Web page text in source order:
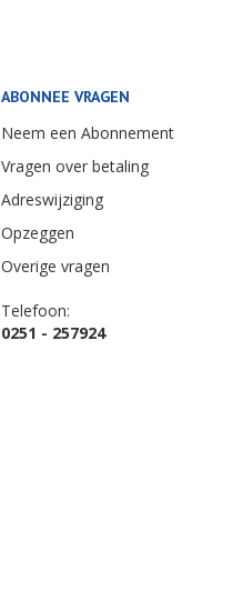
ABONNEE VRAGEN
Neem een Abonnement
Vragen over betaling
Adreswijziging
Opzeggen
Overige vragen
Telefoon:
0251 - 257924